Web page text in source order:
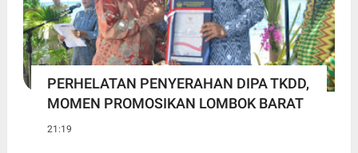
PERHELATAN PENYERAHAN DIPA TKDD,
MOMEN PROMOSIKAN LOMBOK BARAT
21:19